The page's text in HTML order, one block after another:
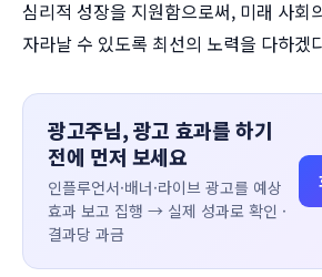
심리적 성장을 지원함으로써, 미래 사회
자라날 수 있도록 최선의 노력을 다하겠
광고주님, 광고 효과를 하기
전에 먼저 보세요
인플루언서·배너·라이브 광고를 예상
효과 보고 집행 → 실제 성과로 확인 ·
결과당 과금